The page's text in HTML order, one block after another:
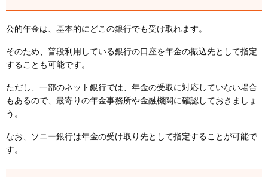
公的年金は、基本的にどこの銀行でも受け取れます。
そのため、普段利用している銀行の口座を年金の振込先として指定
することも可能です。
ただし、一部のネット銀行では、年金の受取に対応していない場合
もあるので、最寄りの年金事務所や金融機関に確認しておきましょ
う。
なお、ソニー銀行は年金の受け取り先として指定することが可能で
す。